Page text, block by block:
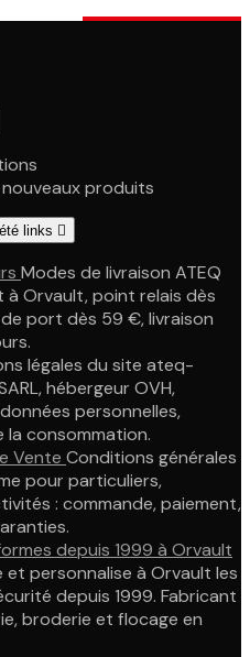
produits
links 
Modes de livraison ATEQ
Orvault, point relais dès
port dès 59 €, livraison
légales du site ateq-
hébergeur OVH,
personnelles,
consommation.
Vente Conditions générales
pour particuliers,
: commande, paiement,
depuis 1999 à Orvault
et personnalise à Orvault les
depuis 1999. Fabricant
broderie et flocage en